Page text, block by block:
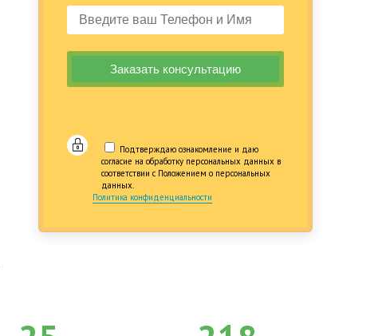
Подтверждаю ознакомление и даю
согласие на обработку персональных данных в
соответствии с Положением о персональных
данных.
Политика конфиденциальности